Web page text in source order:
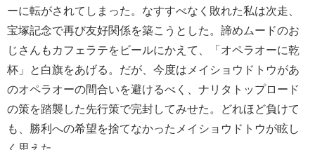
ーに転がされてしまった。なすすべなく敗れた私は次走、
宝塚記念で再び友好関係を築こうとした。諦めムードのお
じさんもカフェラテをビールにかえて、「オペラオーに乾
杯」と白旗をあげる。だが、今度はメイショウドトウがあ
のオペラオーの間合いを避けるべく、ナリタトップロード
の策を踏襲した先行策で完封してみせた。どれほど負けて
も、勝利への希望を捨てなかったメイショウドトウが眩し
く思えた。